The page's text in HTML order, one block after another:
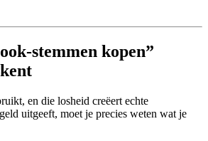
stemmen kopen”
en die losheid creëert echte
uitgeeft, moet je precies weten wat je